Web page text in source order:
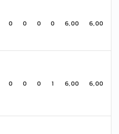
0 0 0 0 6,00 6,00
0 0 0 1 6,00 6,00